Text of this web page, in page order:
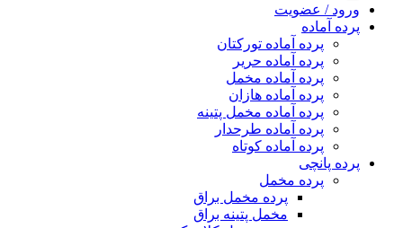
ورود / عضویت
پرده آماده
پرده آماده تورکتان
پرده آماده حریر
پرده آماده مخمل
پرده آماده هازان
پرده آماده مخمل پتینه
پرده آماده طرحدار
پرده آماده کوتاه
پرده پانچی
پرده مخمل
پرده مخمل براق
مخمل پتینه براق